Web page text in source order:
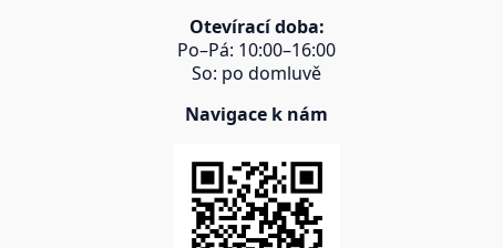
Otevírací doba:
Po–Pá: 10:00–16:00
So: po domluvě
Navigace k nám